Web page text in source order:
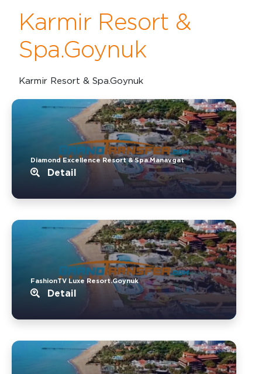
Karmir Resort &
Spa.Goynuk
Karmir Resort & Spa.Goynuk
Diamond Excellence Resort & Spa.Manavgat
Detail
FashionTV Luxe Resort.Goynuk
Detail